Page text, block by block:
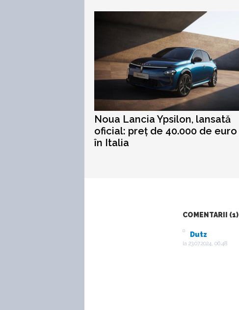
Noua Lancia Ypsilon, lansată
oficial: preț de 40.000 de euro
în Italia
COMENTARII (1)
Dutz
la 23.07.2024, 06:48